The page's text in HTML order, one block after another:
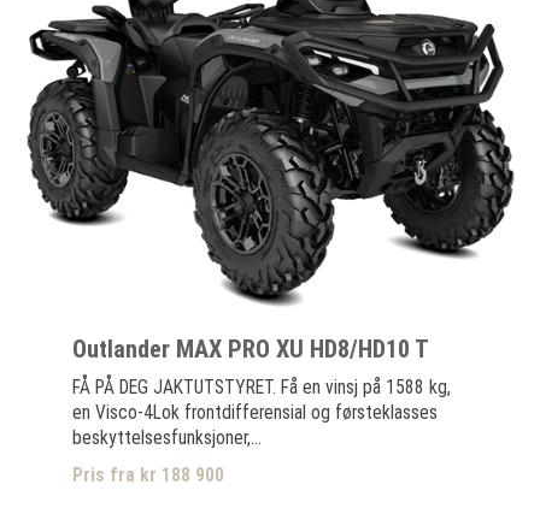
Outlander MAX PRO XU HD8/HD10 T
FÅ PÅ DEG JAKTUTSTYRET. Få en vinsj på 1588 kg,
en Visco-4Lok frontdifferensial og førsteklasses
beskyttelsesfunksjoner,...
Pris fra kr 188 900